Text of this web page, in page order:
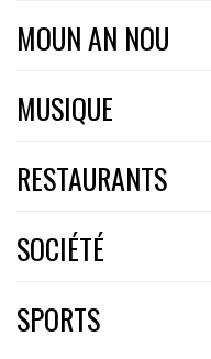
MOUN AN NOU
MUSIQUE
RESTAURANTS
SOCIÉTÉ
SPORTS